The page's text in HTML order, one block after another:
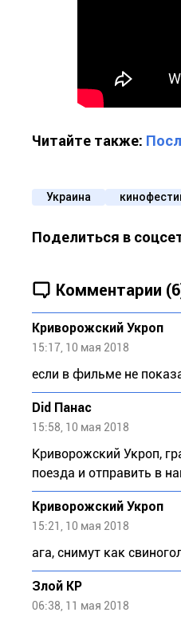
Читайте также:
Украина
Поделиться в
Комментарии
Криворожский Укроп
15:17, 10 мая 2018
если в фильме не
Did Панас
15:58, 10 мая 2018
Криворожский Укроп,
поезда и отправить в
Криворожский Укроп
15:21, 10 мая 2018
ага, снимут как
Злой КР
06:38, 11 мая 2018